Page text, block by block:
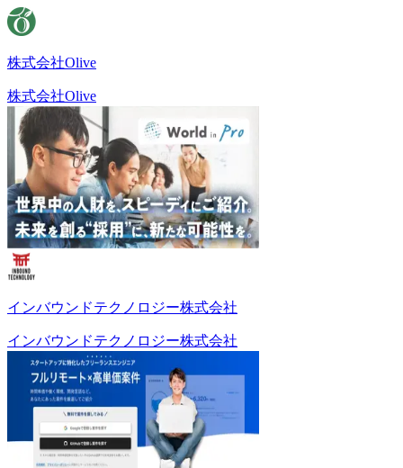
株式会社Olive
株式会社Olive
インバウンドテクノロジー株式会社
インバウンドテクノロジー株式会社